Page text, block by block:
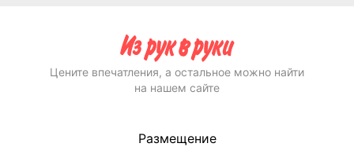
Цените впечатления, а остальное можно найти
на нашем сайте
Размещение